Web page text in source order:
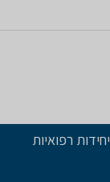
יחידות רפואיות